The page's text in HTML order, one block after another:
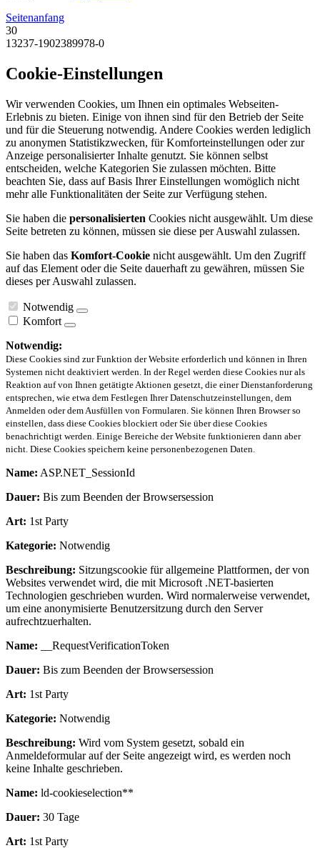
Seitenanfang
30
13237-1902389978-0
Cookie-Einstellungen
Wir verwenden Cookies, um Ihnen ein optimales Webseiten-
Erlebnis zu bieten. Einige von ihnen sind für den Betrieb der Seite
und für die Steuerung notwendig. Andere Cookies werden lediglich
zu anonymen Statistikzwecken, für Komforteinstellungen oder zur
Anzeige personalisierter Inhalte genutzt. Sie können selbst
entscheiden, welche Kategorien Sie zulassen möchten. Bitte
beachten Sie, dass auf Basis Ihrer Einstellungen womöglich nicht
mehr alle Funktionalitäten der Seite zur Verfügung stehen.
Sie haben die personalisierten Cookies nicht ausgewählt. Um diese
Seite betreten zu können, müssen sie diese per Auswahl zulassen.
Sie haben das Komfort-Cookie nicht ausgewählt. Um den Zugriff
auf das Element oder die Seite dauerhaft zu gewähren, müssen Sie
dieses per Auswahl zulassen.
Notwendig
Komfort
Notwendig:
Diese Cookies sind zur Funktion der Website erforderlich und können in Ihren
Systemen nicht deaktiviert werden. In der Regel werden diese Cookies nur als
Reaktion auf von Ihnen getätigte Aktionen gesetzt, die einer Dienstanforderung
entsprechen, wie etwa dem Festlegen Ihrer Datenschutzeinstellungen, dem
Anmelden oder dem Ausfüllen von Formularen. Sie können Ihren Browser so
einstellen, dass diese Cookies blockiert oder Sie über diese Cookies
benachrichtigt werden. Einige Bereiche der Website funktionieren dann aber
nicht. Diese Cookies speichern keine personenbezogenen Daten.
Name: ASP.NET_SessionId
Dauer: Bis zum Beenden der Browsersession
Art: 1st Party
Kategorie: Notwendig
Beschreibung: Sitzungscookie für allgemeine Plattformen, der von
Websites verwendet wird, die mit Microsoft .NET-basierten
Technologien geschrieben wurden. Wird normalerweise verwendet,
um eine anonymisierte Benutzersitzung durch den Server
aufrechtzuerhalten.
Name: __RequestVerificationToken
Dauer: Bis zum Beenden der Browsersession
Art: 1st Party
Kategorie: Notwendig
Beschreibung: Wird vom System gesetzt, sobald ein
Anmeldeformular auf der Seite angezeigt wird, es werden noch
keine Inhalte geschrieben.
Name: ld-cookieselection**
Dauer: 30 Tage
Art: 1st Party